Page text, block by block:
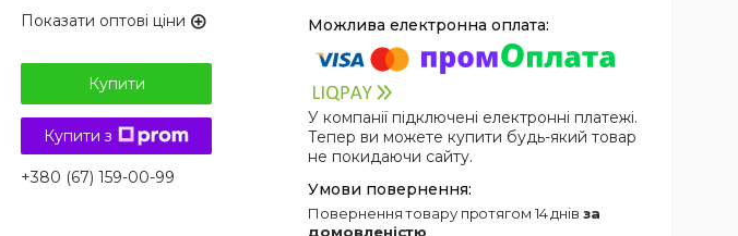
Показати оптові ціни
Купити
Купити з
+380 (67) 159-00-99
У компанії підключені електронні платежі.
Тепер ви можете купити будь-який товар
не покидаючи сайту.
повернення товару протягом 14 днів за
домовленістю